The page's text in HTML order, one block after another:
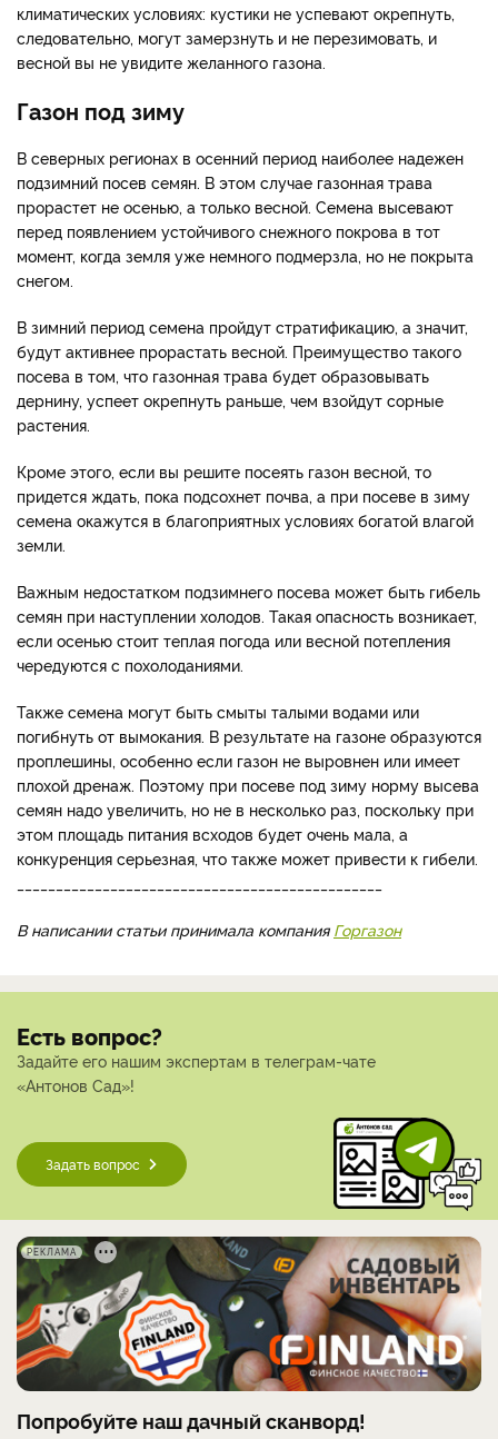
климатических условиях: кустики не успевают окрепнуть,
следовательно, могут замерзнуть и не перезимовать, и
весной вы не увидите желанного газона.
Газон под зиму
В северных регионах в осенний период наиболее надежен
подзимний посев семян. В этом случае газонная трава
прорастет не осенью, а только весной. Семена высевают
перед появлением устойчивого снежного покрова в тот
момент, когда земля уже немного подмерзла, но не покрыта
снегом.
В зимний период семена пройдут стратификацию, а значит,
будут активнее прорастать весной. Преимущество такого
посева в том, что газонная трава будет образовывать
дернину, успеет окрепнуть раньше, чем взойдут сорные
растения.
Кроме этого, если вы решите посеять газон весной, то
придется ждать, пока подсохнет почва, а при посеве в зиму
семена окажутся в благоприятных условиях богатой влагой
земли.
Важным недостатком подзимнего посева может быть гибель
семян при наступлении холодов. Такая опасность возникает,
если осенью стоит теплая погода или весной потепления
чередуются с похолоданиями.
Также семена могут быть смыты талыми водами или
погибнуть от вымокания. В результате на газоне образуются
проплешины, особенно если газон не выровнен или имеет
плохой дренаж. Поэтому при посеве под зиму норму высева
семян надо увеличить, но не в несколько раз, поскольку при
этом площадь питания всходов будет очень мала, а
конкуренция серьезная, что также может привести к гибели.
В написании статьи принимала компания Горгазон
Есть вопрос?
Задайте его нашим экспертам в телеграм-чате
«Антонов Сад»!
Задать вопрос
РЕКЛАМА
Попробуйте наш дачный сканворд!